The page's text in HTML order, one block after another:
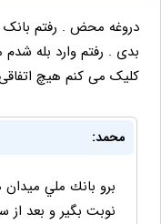
دروغه محض . رفتم بانک
بدی . رفتم وارد بله
کلیک می کنم هیچ
محمد:
برو بانك ملي
نوبت بگير و بعد از ساعت ١٠